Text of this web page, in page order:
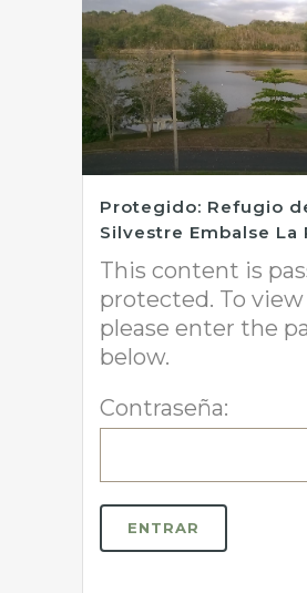
Protegido: Refugio
Silvestre Embalse La
This content is
protected. To
please enter the
below.
Contraseña: